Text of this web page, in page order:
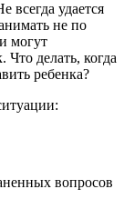
всегда удается
не по
могут
делать, когда
ребенка?
вопросов